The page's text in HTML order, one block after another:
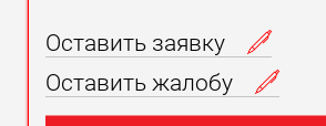
Оставить заявку
Оставить жалобу